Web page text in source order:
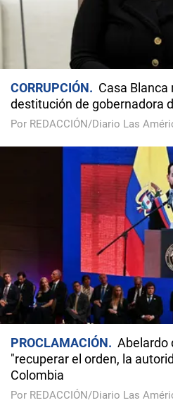
CORRUPCIÓN
Casa
destitución de gobernadora
Por REDACCIÓN/Diario Las
PROCLAMACIÓN
Abelardo
"recuperar el orden, la
Colombia
Por REDACCIÓN/Diario Las